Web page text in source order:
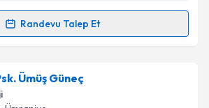
Takvim Talebini Gönder
Randevu Talep Et
Talebi
Sebahat Sanduvaç Filiz
talebi oluşturun. Size bu uzmandan
için bir takvim hazırlandığında e-
Ümüş Güneç